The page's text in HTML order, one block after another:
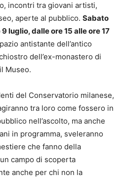
incontri tra giovani artisti,
aperte al pubblico. Sabato
luglio, dalle ore 15 alle ore 17
antistante dell’antico
dell’ex-monastero di
Museo.
del Conservatorio milanese,
tra loro come fossero in
nell’ascolto, ma anche
in programma, sveleranno
che fanno della
campo di scoperta
anche per chi non la